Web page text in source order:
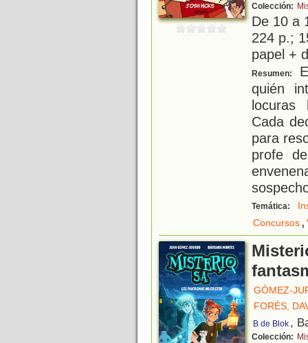
Colección:
De 10 a
224 p.;
papel +
Resumen:
quién
locuras
Cada
para
profe
Temática:
Concursos,
GÓMEZ-
FORÉS,
B de Blok ,
Colección: